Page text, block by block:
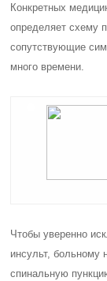
Конкретных
определяет схему
сопутствующие
много времени.
Чтобы уверенно
инсульт, больному
спинальную